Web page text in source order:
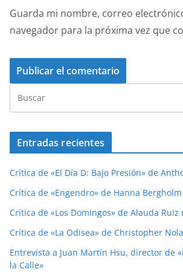
Guarda mi nombre, correo
navegador para la próxima vez que
Entradas recientes
Crítica de «El Día D: Bajo Presión» de
Crítica de «Engendro» de Hanna Bergholm
Crítica de «Los Domingos» de Alauda Ruiz
Crítica de «La Odisea» de Christopher
Entrevista a Juan Martín Hsu, director de
la Calle»